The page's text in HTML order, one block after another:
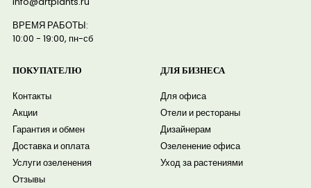
ВРЕМЯ РАБОТЫ:
10:00 - 19:00, пн-сб
ПОКУПАТЕЛЮ
Контакты
Акции
Гарантия и обмен
Доставка и оплата
Услуги озеленения
Отзывы
ДЛЯ БИЗНЕСА
Для офиса
Отели и рестораны
Дизайнерам
Озеленение офиса
Уход за растениями